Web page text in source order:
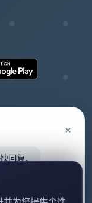
reserved.
×
回复。